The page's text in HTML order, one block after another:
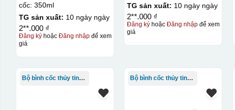
cốc: 350ml
TG sản xuất: 10 ngày ngày
2**.000 ₫
Đăng kýhoặc Đăng nhậpđể xem
giá
TG sản xuất: 10 ngày ngày
2**.000 ₫
Đăng ký hoặcĐăng nhập để xem
giá
Bộ bình cốc thủy tinh TQ Bộ bình cốc thủy tinh TQ